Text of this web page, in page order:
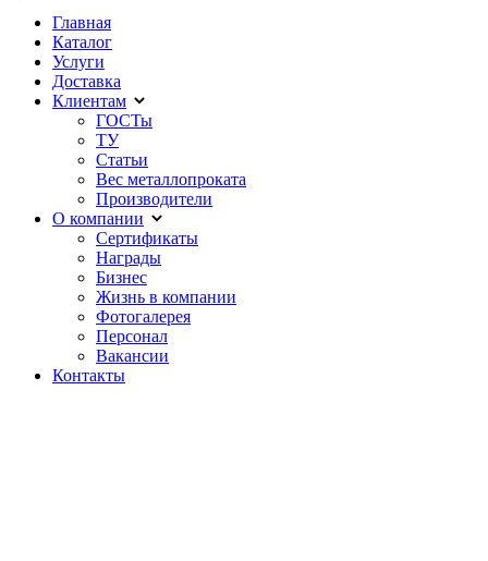
Главная
Каталог
Услуги
Доставка
Клиентам
ГОСТы
ТУ
Статьи
Вес металлопроката
Производители
О компании
Сертификаты
Награды
Бизнес
Жизнь в компании
Фотогалерея
Персонал
Вакансии
Контакты